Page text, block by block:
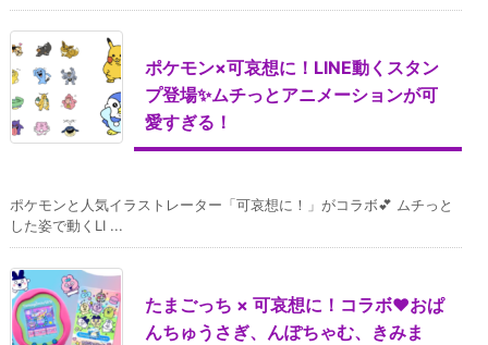
ポケモン×可哀想に！LINE動くスタン
プ登場✨ムチっとアニメーションが可
愛すぎる！
ポケモンと人気イラストレーター「可哀想に！」がコラボ💕 ムチっと
した姿で動くLI ...
たまごっち × 可哀想に！コラボ♥おぱ
んちゅうさぎ、んぽちゃむ、きみま